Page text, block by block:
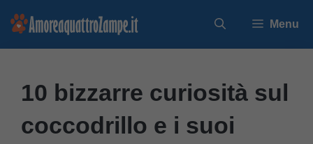
Vai
Menu
10 bizzarre curiosità sul
coccodrillo e i suoi